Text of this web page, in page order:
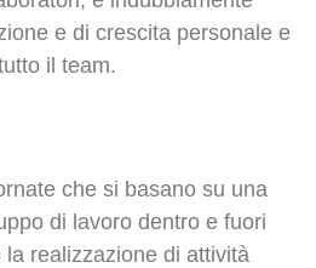
e di crescita personale e
il team.
che si basano su una
di lavoro dentro e fuori
la realizzazione di attività